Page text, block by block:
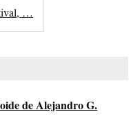
…
de Alejandro G.